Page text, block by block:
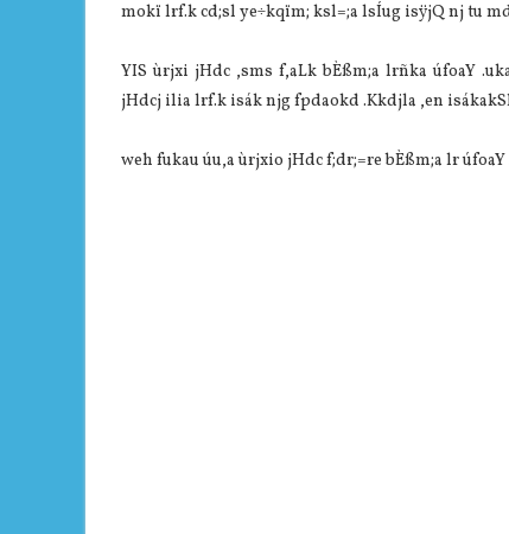
mokï lrf.k cd;sl ye÷kqïm; ksl=;a lsÍug isÿjQ nj tu
YIS ùrjxi jHdc ,sms f,aLk bÈßm;a lrñka úfoaY
jHdcj ilia lrf.k isák njg fpdaokd .Kkdjla ,en
weh fukau úu,a ùrjxio jHdc f;dr;=re bÈßm;a lr